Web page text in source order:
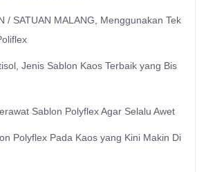
/ SATUAN MALANG, Menggunakan Tek
Jenis Sablon Kaos Terbaik yang Bis
Sablon Polyflex Agar Selalu Awet
Polyflex Pada Kaos yang Kini Makin Di